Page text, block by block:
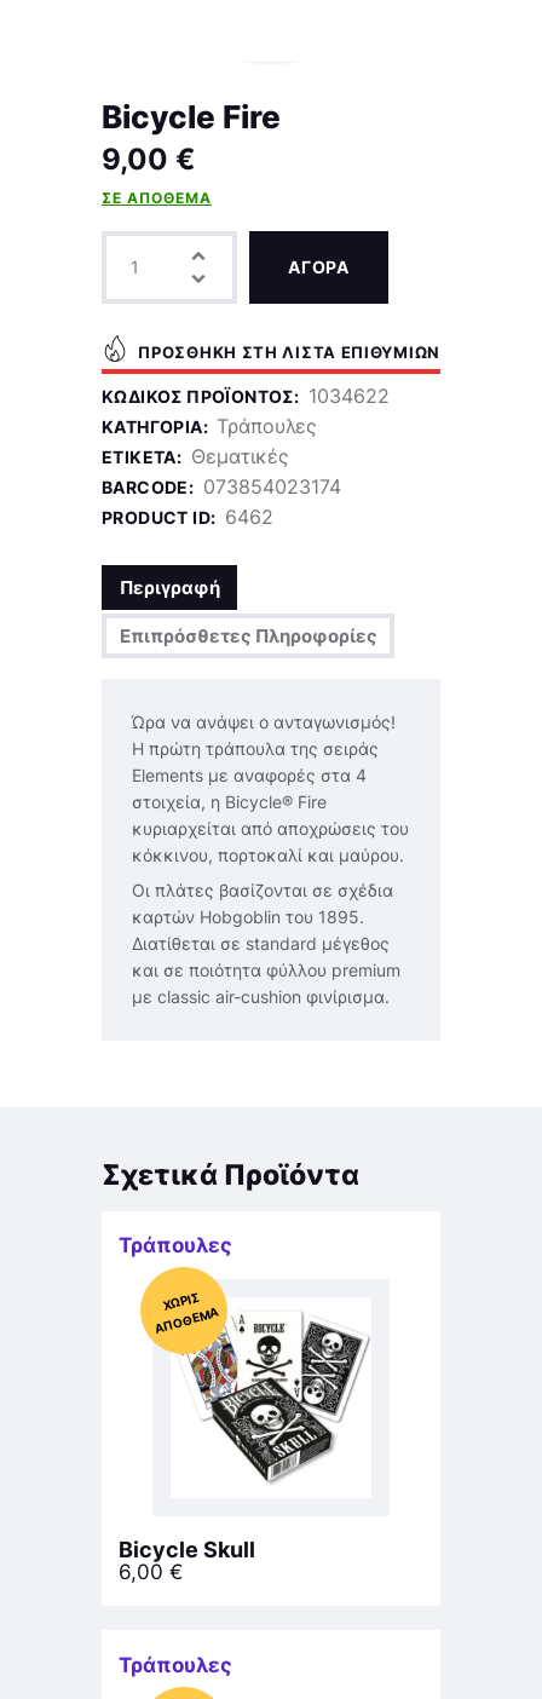
Bicycle Fire
9,00 €
ΣΕ ΑΠΌΘΕΜΑ
ΑΓΟΡΑ
ΠΡΟΣΘΉΚΗ ΣΤΗ ΛΊΣΤΑ ΕΠΙΘΥΜΙΏΝ
ΚΩΔΙΚΌΣ ΠΡΟΪΌΝΤΟΣ: 1034622
ΚΑΤΗΓΟΡΊΑ: Τράπουλες
ΕΤΙΚΈΤΑ: Θεματικές
BARCODE: 073854023174
PRODUCT ID: 6462
Περιγραφή
Επιπρόσθετες Πληροφορίες
Ώρα να ανάψει ο ανταγωνισμός!
H πρώτη τράπουλα της σειράς
Elements με αναφορές στα 4
στοιχεία, η Bicycle® Fire
κυριαρχείται από αποχρώσεις του
κόκκινου, πορτοκαλί και μαύρου.
Οι πλάτες βασίζονται σε σχέδια
καρτών Hobgoblin του 1895.
Διατίθεται σε standard μέγεθος
και σε ποιότητα φύλλου premium
με classic air-cushion φινίρισμα.
Σχετικά Προϊόντα
Τράπουλες
Χ
ΩΡΊΣ
Α
Π
Ό
ΘΕ
ΜΑ
Bicycle Skull
6,00 €
Τράπουλες